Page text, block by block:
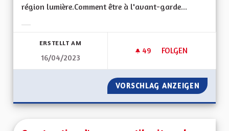
région lumière.Comment être à l'avant-garde...
ERSTELLT AM
16/04/2023
49 49 FOLLOWER
FOLGEN
L'ALSACE À LA
VORSCHLAG ANZEIGEN